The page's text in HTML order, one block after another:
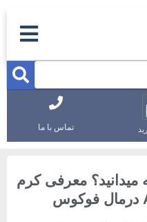
تماس با ما
معرفی کرم